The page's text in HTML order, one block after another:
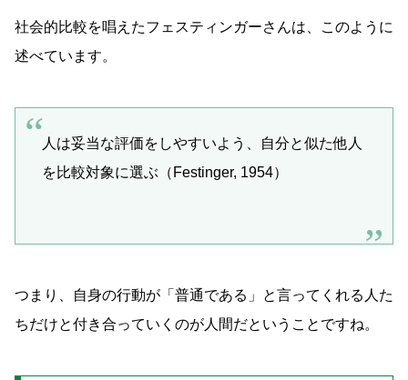
社会的比較を唱えたフェスティンガーさんは、このように
述べています。
人は妥当な評価をしやすいよう、自分と似た他人
を比較対象に選ぶ（Festinger, 1954）
つまり、自身の行動が「普通である」と言ってくれる人た
ちだけと付き合っていくのが人間だということですね。